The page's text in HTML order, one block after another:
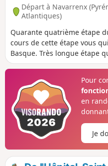
Départ à Navarrenx
Atlantiques)
Quarante quatrième étape
cours de cette étape vous
Basque. Très longue étape
sur des routes
village, il est donc
départ.
Pour
en
Je